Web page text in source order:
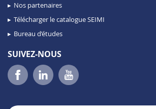
Nos partenaires
Télécharger le catalogue SEIMI
Bureau d’études
SUIVEZ-NOUS